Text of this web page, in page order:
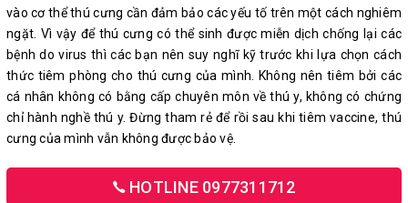
vào cơ thể thú cưng cần đảm bảo các yếu tố trên một cách nghiêm
ngặt. Vì vậy để thú cưng có thể sinh được miễn dịch chống lại các
bệnh do virus thì các bạn nên suy nghĩ kỹ trước khi lựa chọn cách
thức tiêm phòng cho thú cưng của mình. Không nên tiêm bởi các
cá nhân không có bằng cấp chuyên môn về thú y, không có chứng
chỉ hành nghề thú y. Đừng tham rẻ để rồi sau khi tiêm vaccine, thú
cưng của mình vẫn không được bảo vệ.
HOTLINE 0977311712